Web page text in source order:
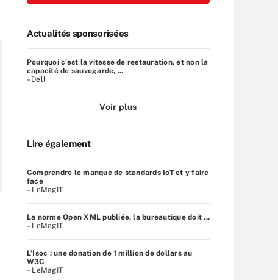
Actualités sponsorisées
Pourquoi c’est la vitesse de restauration, et non la
capacité de sauvegarde, ...
–Dell
Voir plus
Lire également
Comprendre le manque de standards IoT et y faire
face
– LeMagIT
La norme Open XML publiée, la bureautique doit ...
– LeMagIT
L’Isoc : une donation de 1 million de dollars au
W3C
– LeMagIT